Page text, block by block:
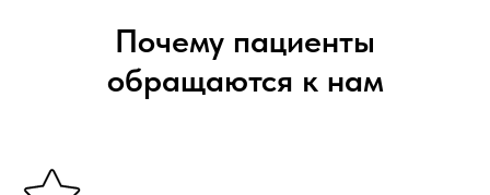
Почему пациенты
обращаются к нам